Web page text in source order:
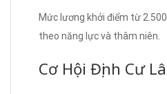
Mức lương khởi điểm từ
theo năng lực và thâm niên.
Cơ Hội Định Cư